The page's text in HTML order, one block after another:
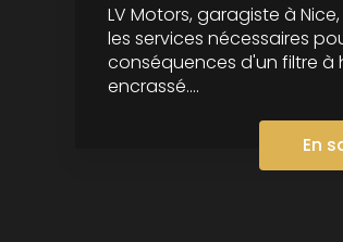
LV Motors, garagiste à
les services nécessaires
conséquences d'un filtre à
encrassé....
En